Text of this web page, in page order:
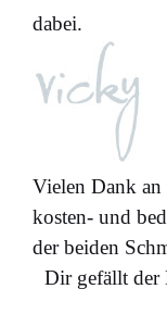
dabei.
Vielen Dank
kosten- und
der beiden
Dir gefällt der